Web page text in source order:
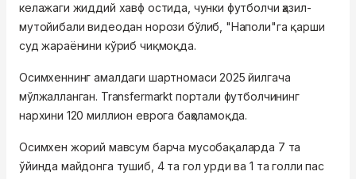
келажаги жиддий хавф остида, чунки футболчи ҳазил-
мутойибали видеодан норози бўлиб, "Наполи"га қарши
суд жараёнини кўриб чиқмоқда.
Осимхеннинг амалдаги шартномаси 2025 йилгача
мўлжалланган. Transfermarkt портали футболчининг
нархини 120 миллион еврога баҳоламоқда.
Осимхен жорий мавсум барча мусобақаларда 7 та
ўйинда майдонга тушиб, 4 та гол урди ва 1 та голли пас